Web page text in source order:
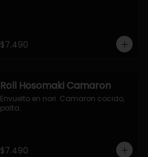
$7.490
Roll Hosomaki Camaron
Envuelto en nori. Camaron cocido,
palta.
$7.490